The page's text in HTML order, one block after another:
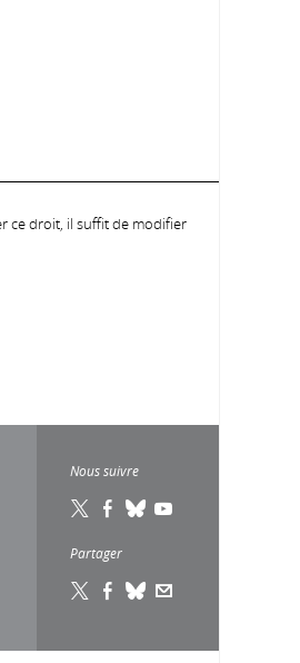
ce droit, il suffit de modifier
Nous suivre
Partager